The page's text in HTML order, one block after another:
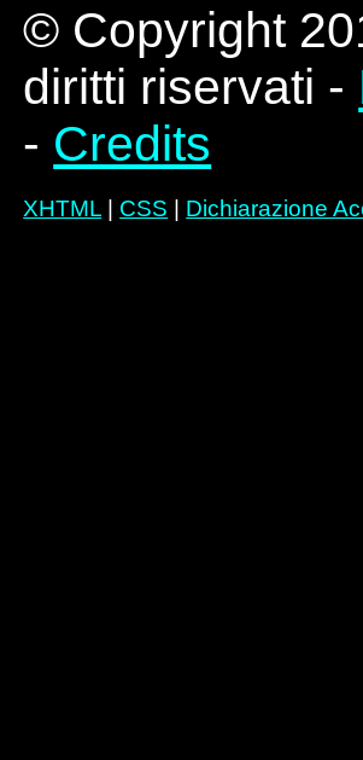
© Copyright
diritti riservati -
- Credits
XHTML CSS Dichiarazione